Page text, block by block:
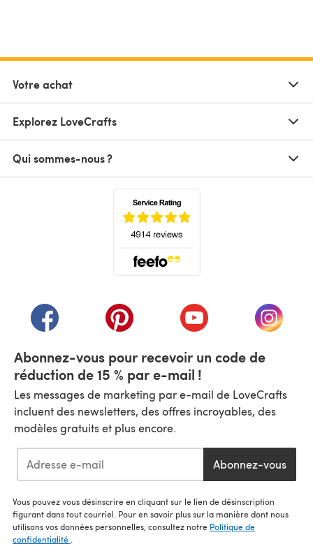
Votre achat
Explorez LoveCrafts
Qui sommes-nous ?
(s'ouvre dans un nouvel onglet)
(s'ouvre dans un nouvel onglet)
(s'ouvre dans un(s'ouvre
Abonnez-vous pour recevoir un code de
réduction de 15 % par e-mail !
Les messages de marketing par e-mail de LoveCrafts
incluent des newsletters, des offres incroyables, des
modèles gratuits et plus encore.
Abonnez-vous
Vous pouvez vous désinscrire en cliquant sur le lien de désinscription
figurant dans tout courriel. Pour en savoir plus sur la manière dont nous
utilisons vos données personnelles, consultez notre Politique de
confidentialité